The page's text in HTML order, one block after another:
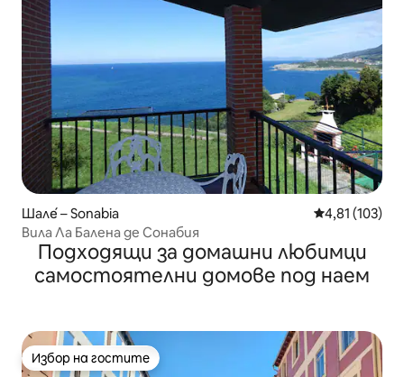
Шале́ – Sonabia Средна
4,81 (103)
Вила Ла Балена де Сонабия
Подходящи за домашни любимци
самостоятелни домове под наем
Избор на гостите
Избор на гостите